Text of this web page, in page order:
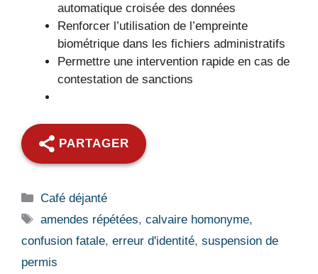
automatique croisée des données
Renforcer l’utilisation de l’empreinte
biométrique dans les fichiers administratifs
Permettre une intervention rapide en cas de
contestation de sanctions
PARTAGER
Catégories
Café déjanté
Étiquettes
amendes répétées,calvaire homonyme,
confusion fatale, erreur d'identité, suspension de
permis